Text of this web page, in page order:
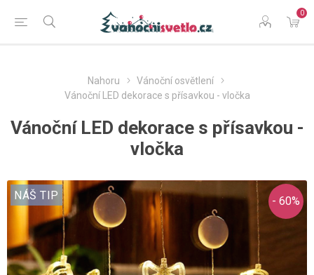
0
Nahoru
Vánoční osvětlení
Vánoční LED dekorace s přísavkou - vločka
Vánoční LED dekorace s přísavkou -
vločka
- 60%
NÁŠ TIP